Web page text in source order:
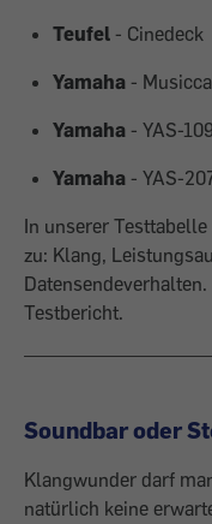
Teufel - Cinedeck
Yamaha -
Yamaha - YAS-109
Yamaha - YAS-
In unserer
zu: Klang,
Testbericht.
Soundbar oder
Klangwunder darf
natürlich keine